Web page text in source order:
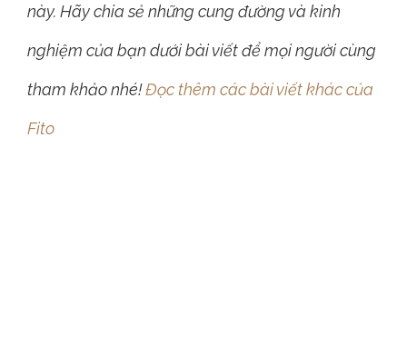
này. Hãy chia sẻ những cung đường và kinh
nghiệm của bạn dưới bài viết để mọi người cùng
tham khảo nhé!Đọc thêm các bài viết khác của
Fito